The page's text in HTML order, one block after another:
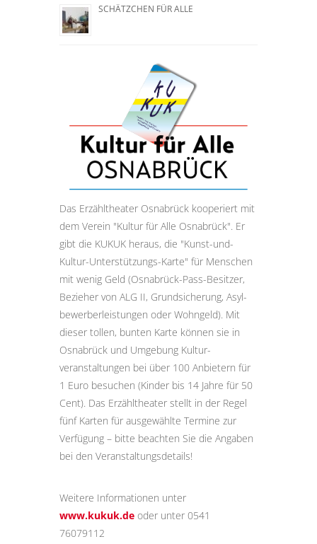
SCHÄTZCHEN FÜR ALLE
Das Erzähltheater Osnabrück kooperiert mit
dem Verein "Kultur für Alle Osnabrück". Er
gibt die KUKUK heraus, die "Kunst-und-
Kultur-Unter­stützungs-Karte" für Menschen
mit wenig Geld (Osnabrück-Pass-Besitzer,
Bezieher von ALG II, Grund­sicherung, Asyl­
bewerber­leistungen oder Wohngeld). Mit
dieser tollen, bunten Karte können sie in
Osnabrück und Umgebung Kultur­
veranstaltungen bei über 100 Anbietern für
1 Euro besuchen (Kinder bis 14 Jahre für 50
Cent). Das Erzähltheater stellt in der Regel
fünf Karten für ausgewählte Termine zur
Verfügung – bitte beachten Sie die Angaben
bei den Veranstaltungs­details!
Weitere Informationen unter
www.kukuk.de oder unter 0541
76079112